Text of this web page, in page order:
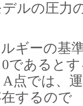
ルの圧力
ギーの基
であると
点では、
するので